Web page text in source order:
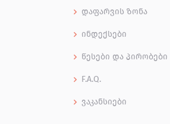
დაფარვის ზონა
ინდექსები
წესები და პირობები
F.A.Q.
ვაკანსიები